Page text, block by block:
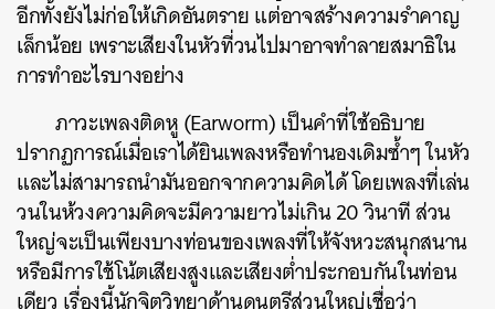
อีกทั้งยังไม่ก่อให้เกิดอันตราย แต่อาจสร้างความรำคาญ
เล็กน้อย เพราะเสียงในหัวที่วนไปมาอาจทำลายสมาธิใน
การทำอะไรบางอย่าง
ภาวะเพลงติดหู (Earworm) เป็นคำที่ใช้อธิบาย
ปรากฏการณ์เมื่อเราได้ยินเพลงหรือทำนองเดิมซ้ำๆ ในหัว
และไม่สามารถนำมันออกจากความคิดได้ โดยเพลงที่เล่น
วนในห้วงความคิดจะมีความยาวไม่เกิน 20 วินาที ส่วน
ใหญ่จะเป็นเพียงบางท่อนของเพลงที่ให้จังหวะสนุกสนาน
หรือมีการใช้โน้ตเสียงสูงและเสียงต่ำประกอบกันในท่อน